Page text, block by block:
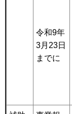
令和9年
3月23日
までに